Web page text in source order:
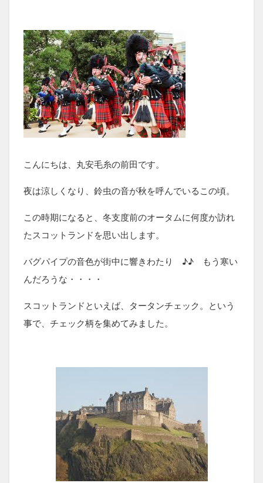
こんにちは、丸安毛糸の前田です。
夜は涼しくなり、鈴虫の音が秋を呼んでいるこの頃。
この時期になると、冬支度前のオータムに何度か訪れ
たスコットランドを思い出します。
バグパイプの音色が街中に響きわたり ♪♪ もう寒い
んだろうな・・・・
スコットランドといえば、タータンチェック。という
事で、チェック柄を集めてみました。